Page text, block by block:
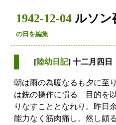
1942-12-04 ルソン
の日を編集
[陸幼日記] 十二月四
朝は雨の為暖なるも夕に至
は銃の操作に慣るゝ目的を
りなすこととなれり。昨日
能力なく筋肉痛し。然し頗